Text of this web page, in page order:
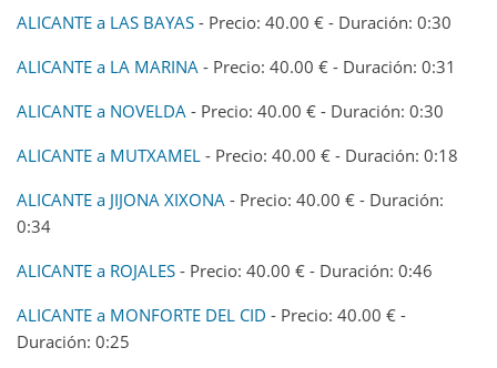
ALICANTE a LAS BAYAS - Precio: 40.00 € - Duración: 0:30
ALICANTE a LA MARINA - Precio: 40.00 € - Duración: 0:31
ALICANTE a NOVELDA - Precio: 40.00 € - Duración: 0:30
ALICANTE a MUTXAMEL - Precio: 40.00 € - Duración: 0:18
ALICANTE a JIJONA XIXONA - Precio: 40.00 € - Duración:
0:34
ALICANTE a ROJALES - Precio: 40.00 € - Duración: 0:46
ALICANTE a MONFORTE DEL CID - Precio: 40.00 € -
Duración: 0:25